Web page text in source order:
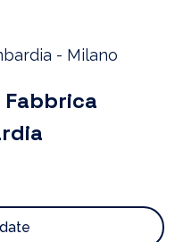
- Milano
Fabbrica